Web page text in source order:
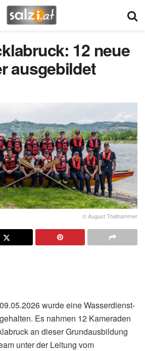
12 neue
ausgebildet
© August Thalhammer
wurde eine Wasserdienst-
Es nahmen 12 Kameraden
an dieser Grundausbildung
unter der Leitung vom